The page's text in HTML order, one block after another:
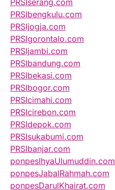
PRSIserang.com
PRSIbengkulu.com
PRSIjogja.com
PRSIgorontalo.com
PRSIjambi.com
PRSIbandung.com
PRSIbekasi.com
PRSIbogor.com
PRSIcimahi.com
PRSIcirebon.com
PRSIdepok.com
PRSIsukabumi.com
PRSIbanjar.com
ponpesIhyaUlumuddin.com
ponpesJabalRahmah.com
ponpesDarulKhairat.com